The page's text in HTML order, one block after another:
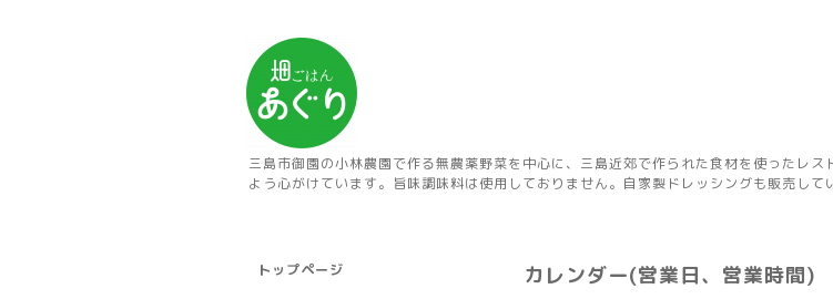
三島市御園の小林農園で作る無農薬野菜を中心に、三島近郊で作られた食材を使ったレ
よう心がけています。旨味調味料は使用しておりません。自家製ドレッシングも販売して
カレンダー(営業日、営業時間)
トップページ